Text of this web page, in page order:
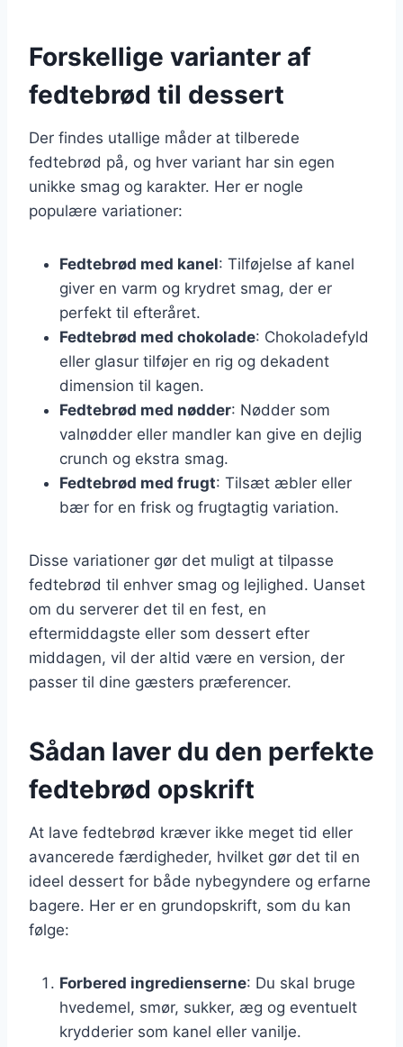
Forskellige varianter af
fedtebrød til dessert
Der findes utallige måder at tilberede
fedtebrød på, og hver variant har sin egen
unikke smag og karakter. Her er nogle
populære variationer:
Fedtebrød med kanel: Tilføjelse af kanel
giver en varm og krydret smag, der er
perfekt til efteråret.
Fedtebrød med chokolade: Chokoladefyld
eller glasur tilføjer en rig og dekadent
dimension til kagen.
Fedtebrød med nødder: Nødder som
valnødder eller mandler kan give en dejlig
crunch og ekstra smag.
Fedtebrød med frugt: Tilsæt æbler eller
bær for en frisk og frugtagtig variation.
Disse variationer gør det muligt at tilpasse
fedtebrød til enhver smag og lejlighed. Uanset
om du serverer det til en fest, en
eftermiddagste eller som dessert efter
middagen, vil der altid være en version, der
passer til dine gæsters præferencer.
Sådan laver du den perfekte
fedtebrød opskrift
At lave fedtebrød kræver ikke meget tid eller
avancerede færdigheder, hvilket gør det til en
ideel dessert for både nybegyndere og erfarne
bagere. Her er en grundopskrift, som du kan
følge:
Forbered ingredienserne: Du skal bruge
hvedemel, smør, sukker, æg og eventuelt
krydderier som kanel eller vanilje.